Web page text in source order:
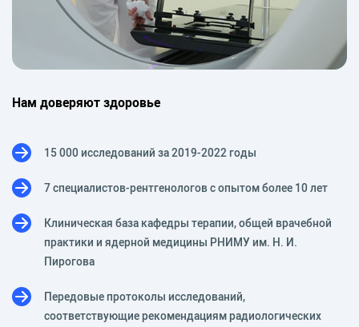
Нам доверяют здоровье
15 000 исследований за 2019-2022 годы
7 специалистов-рентгенологов с опытом более 10 лет
Клиническая база кафедры терапии, общей врачебной
практики и ядерной медицины РНИМУ им. Н. И.
Пирогова
Передовые протоколы исследований,
соответствующие рекомендациям радиологических